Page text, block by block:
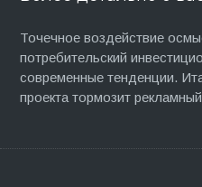
Точечное воздействие
потребительский
современные тенденции.
проекта тормозит